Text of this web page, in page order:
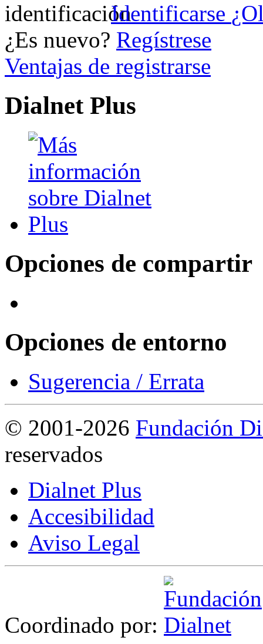
Identificarse
¿Es nuevo? Regístrese
Ventajas de registrarse
Dialnet Plus
Opciones de compartir
Opciones de entorno
Sugerencia / Errata
© 2001-2026 Fundación
reservados
Dialnet Plus
Accesibilidad
Aviso Legal
Coordinado por: